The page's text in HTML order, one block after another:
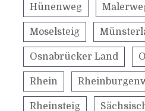
Hünenweg
Moselsteig
Osnabrücker Land
Rhein
Rheinsteig